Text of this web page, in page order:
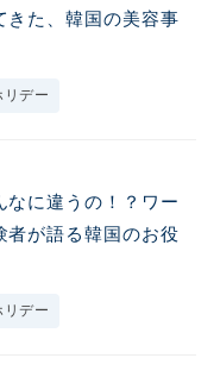
きた、韓国の美容事
デー
なに違うの！？ワー
者が語る韓国のお役
デー